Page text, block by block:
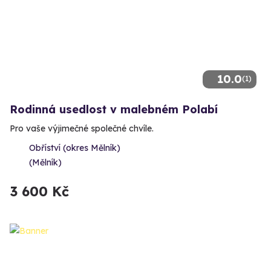
10.0(1)
Rodinná usedlost v malebném Polabí
Pro vaše výjimečné společné chvíle.
Obříství (okres Mělník)
(Mělník)
3 600 Kč